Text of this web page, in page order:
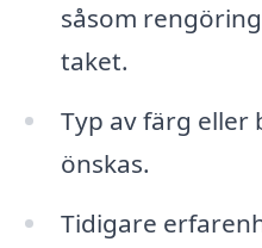
såsom
taket.
Typ av färg eller
önskas.
Tidigare